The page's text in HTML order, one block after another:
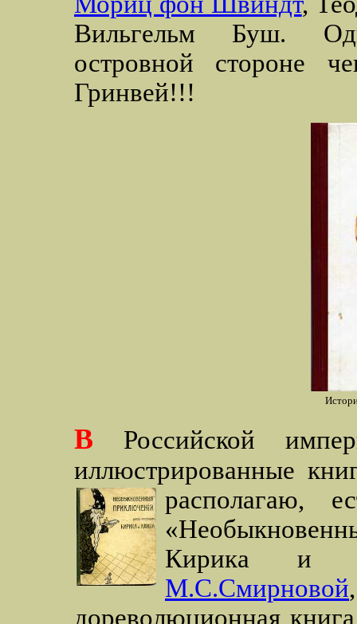
Вильгельм Буш.
островной стороне
Гринвей!!!
В Российской
иллюстрированные
располагаю,
Кирика и
М.С.Смирновой
дореволюционная